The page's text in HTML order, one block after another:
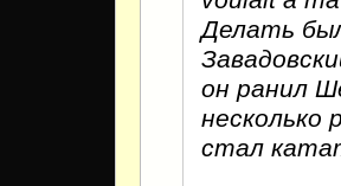
Делать
он ранил
несколько
стал